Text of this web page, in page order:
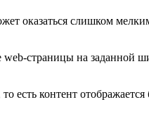
оказаться слишком
web-страницы на заданной
есть контент